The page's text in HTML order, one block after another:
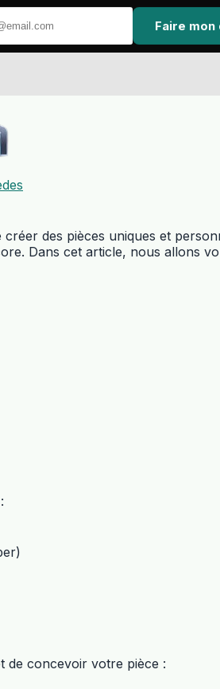
des pièces uniques et
Dans cet article, nous allons
de concevoir votre pièce :
Faire mon